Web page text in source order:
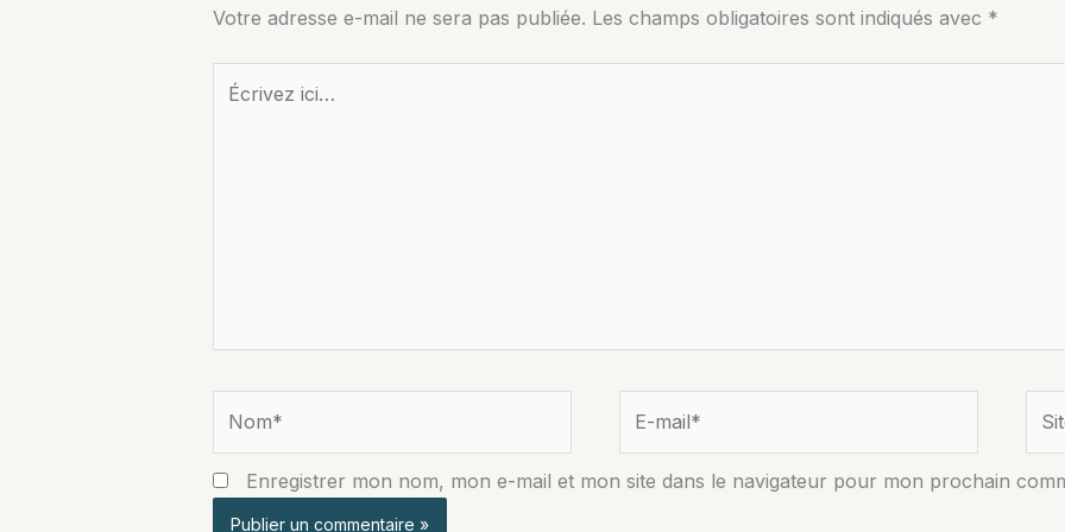
Votre adresse e-mail ne sera pas publiée. Les champs obligatoires sont indiqués avec *
Écrivez
Enregistrer mon nom, mon e-mail et mon site dans le navigateur pour mon prochain